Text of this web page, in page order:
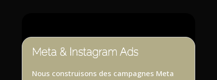
Meta & Instagram Ads
Nous construisons des campagnes Meta